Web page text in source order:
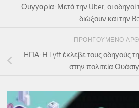
Ουγγαρία: Μετά την Uber, οι οδηγοί
διώξουν και την
ΠΡΟΗΓΟΎΜΕΝΟ
HΠΑ: Η Lyft έκλεβε τους οδηγούς
στην πολιτεία